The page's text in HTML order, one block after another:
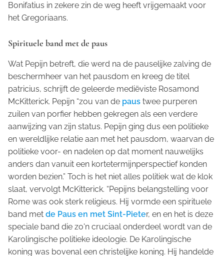
Bonifatius in zekere zin de weg heeft vrijgemaakt voor
het Gregoriaans.
Spirituele band met de paus
Wat Pepijn betreft, die werd na de pauselijke zalving de
beschermheer van het pausdom en kreeg de titel
patricius, schrijft de geleerde mediëviste Rosamond
McKitterick. Pepijn “zou van de paus twee purperen
zuilen van porfier hebben gekregen als een verdere
aanwijzing van zijn status. Pepijn ging dus een politieke
en wereldlijke relatie aan met het pausdom, waarvan de
politieke voor- en nadelen op dat moment nauwelijks
anders dan vanuit een kortetermijnperspectief konden
worden bezien.” Toch is het niet alles politiek wat de klok
slaat, vervolgt McKitterick. “Pepijns belangstelling voor
Rome was ook sterk religieus. Hij vormde een spirituele
band met de Paus en met Sint-Pieter, en en het is deze
speciale band die zo'n cruciaal onderdeel wordt van de
Karolingische politieke ideologie. De Karolingische
koning was bovenal een christelijke koning. Hij handelde